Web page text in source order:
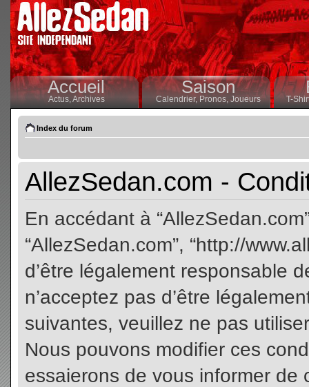
Accueil
Actus,Archives
Saison
Calendrier,Pronos, Joueurs T-
Index du forum
AllezSedan.com -
En accédant à
“AllezSedan.com”, “http://
d’être légalement responsable
n’acceptez pas d’être
suivantes, veuillez ne pas
Nous pouvons modifier ces
essaierons de vous informer